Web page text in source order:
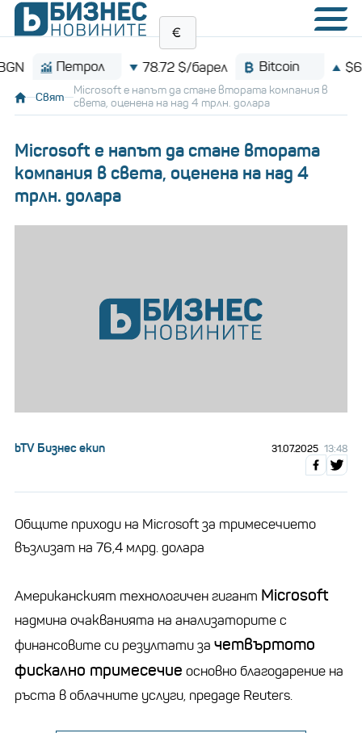
Петрол 78.72 $/барел Bitcoin
Свят
Microsoft е напът да стане втората компания в
света, оценена на над 4 трлн. долара
Microsoft е напът да стане втората
компания в света, оценена на над 4
трлн. долара
bTV Бизнес екип 31.07.2025 13:48
Общите приходи на Microsoft за тримесечието
възлизат на 76,4 млрд. долара
Американският технологичен гигант Microsoft
надмина очакванията на анализаторите с
финансовите си резултати за четвъртото
фискално тримесечие основно благодарение на
ръста в облачните услуги, предаде Reuters.